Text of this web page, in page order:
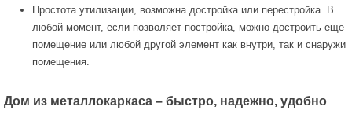
Простота утилизации, возможна достройка или перестройка. В
любой момент, если позволяет постройка, можно достроить еще
помещение или любой другой элемент как внутри, так и снаружи
помещения.
Дом из металлокаркаса – быстро, надежно, удобно